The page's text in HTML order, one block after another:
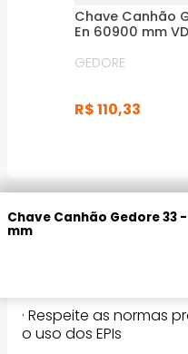
Chave Canhão
En 60900 mm
GEDORE
R$110,33
Chave Canhão Gedore 33 -
mm
DESCRIÇÃO DO
· Respeite as normas
o uso dos EPIs